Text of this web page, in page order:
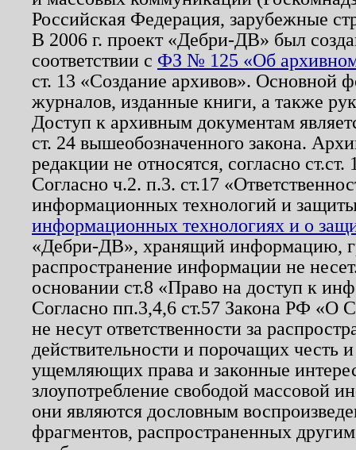
Российская Федерация, зарубежные
В 2006 г. проект «Дебри-ДВ» был
соответствии с ФЗ № 125 «Об
ст. 13 «Создание архивов». Основной
журналов, изданные книги, а также
Доступ к архивным документам
ст. 24 вышеобозначенного закона.
редакции не относятся, согласно
Согласно ч.2. п.3. ст.17
информационных технологий и
информационных технологиях и о
«Дебри-ДВ», хранящий информацию,
распространение информации не
основании ст.8 «Право на доступ к
Согласно пп.3,4,6 ст.57 Закона РФ «О
не несут ответственности за
действительности и порочащих честь
ущемляющих права и законные
злоупотребление свободой массовой
они являются дословным
фрагментов, распространенных